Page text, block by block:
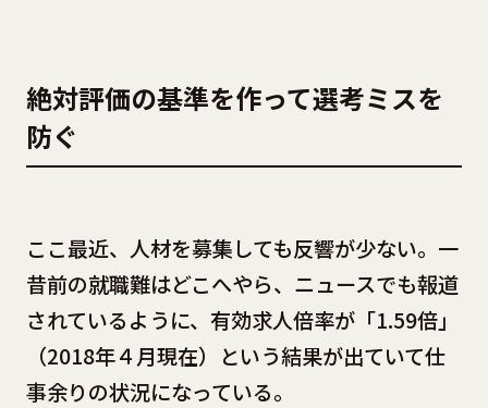
絶対評価の基準を作って選考ミスを
防ぐ
ここ最近、人材を募集しても反響が少ない。一
昔前の就職難はどこへやら、ニュースでも報道
されているように、有効求人倍率が「1.59倍」
（2018年４月現在）という結果が出ていて仕
事余りの状況になっている。